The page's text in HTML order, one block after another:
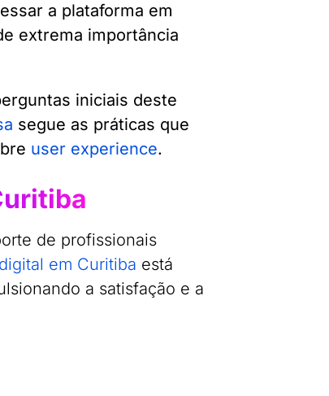
a plataforma em
extrema importância
iniciais deste
segue as práticas que
user experience.
de profissionais
em Curitiba está
a satisfação e a